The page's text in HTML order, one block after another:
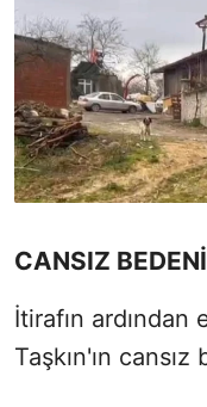
CANSIZ
İtirafın
Taşkın'ın cansız